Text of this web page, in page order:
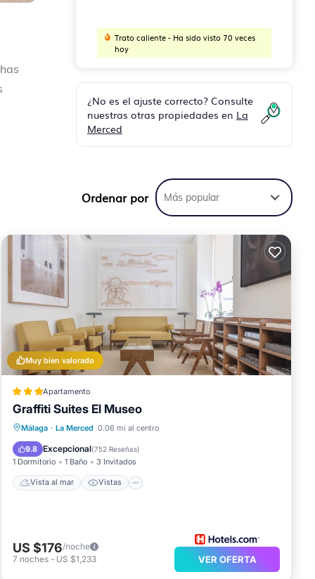
Trato caliente - Ha sido visto 70 veces
hoy
¿No es el ajuste correcto? Consulte
nuestras otras propiedades en La
Merced
Ordenar por Más popular
Muy bien valorado
Apartamento
Graffiti Suites El Museo
Málaga · La Merced 0.06 mi al centro
9.8 Excepcional(752 Reseñas)
1 Dormitorio 1 Baño 3 Invitados
Vista al mar Vistas
Vista al mar Vistas
Aire acondicionado
US $176/noche
7 noches - US $1,233 VER OFERTA